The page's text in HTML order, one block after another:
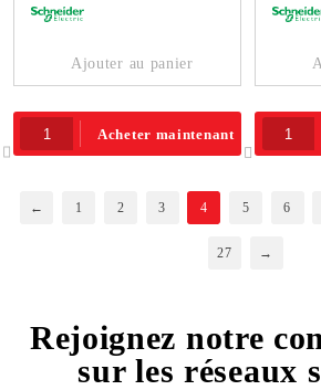
Ajouter au panier
Acheter maintenant
← 1 2 3 4 5 6
27 →
Rejoignez notre
sur les réseaux